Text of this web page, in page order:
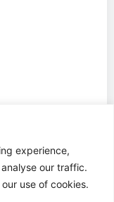
experience,
our traffic.
use of cookies.